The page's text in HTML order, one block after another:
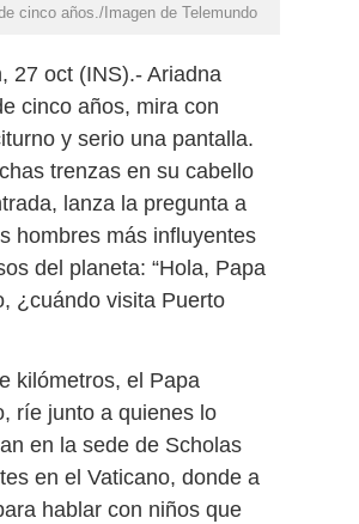
cinco años./Imagen de Telemundo
27 oct (INS).- Ariadna
cinco años, mira con
y serio una pantalla.
trenzas en su cabello
lanza la pregunta a
hombres más influyentes
del planeta: “Hola, Papa
¿cuándo visita Puerto
kilómetros, el Papa
ríe junto a quienes lo
en la sede de Scholas
en el Vaticano, donde a
hablar con niños que